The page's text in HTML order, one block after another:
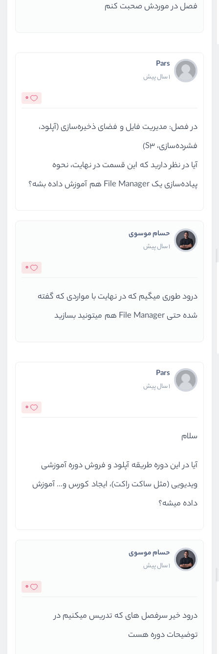
فصل در موردش صحبت کنم
Pars
1 سال پیش
0
در فصل: مدیریت فایل و فضای ذخیره‌سازی (آپلود،
فشرده‌سازی، S3)
آیا در نظر دارید که این قسمت در نهایت، نحوه
پیاده‌سازی یک File Manager هم آموزش داده بشه؟
حسام موسوی
1 سال پیش
0
درود طوری میگیم که در نهایت با مواردی که گفته
شده حتی File Manager هم میتونید بسازید
Pars
1 سال پیش
0
سلام
آیا در این دوره طریقه آپلود و فروش دوره آموزشی
ویدیویی (مثل ساکت راکت)، ایجاد کورس و... آموزش
داده میشه؟
حسام موسوی
1 سال پیش
0
درود خیر سرفصل های که تدریس میکنیم در
توضیحات دوره هست